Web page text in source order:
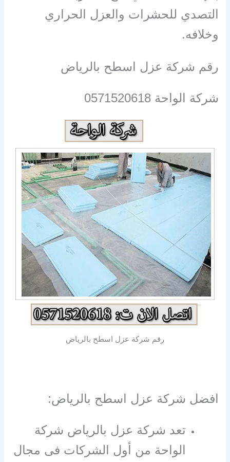
التصدي للحشرات والعزل الحراري
وخلافه.
رقم شركة عزل اسطح بالرياض
شركة الواحة 0571520618
رقم شركة عزل اسطح بالرياض
افضل شركة عزل اسطح بالرياض:
تعد شركة عزل بالرياض شركة
الواحة من أول الشركات فى مجال